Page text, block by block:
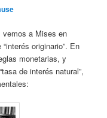
vemos a Mises en
originario”. En
monetarias, y
de interés natural”,